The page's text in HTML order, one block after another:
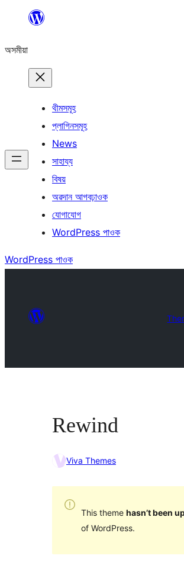
বিষয়বস্তুলৈ
অসমীয়া
থীমসমূহ
প্লাগিনসমূহ
News
সাহায্য
বিষয়
অৱদান আগবঢ়াওক
যোগাযোগ
WordPress পাওক
WordPress পাওক
Rewind
Viva Themes
This theme hasn’t been
of WordPress.